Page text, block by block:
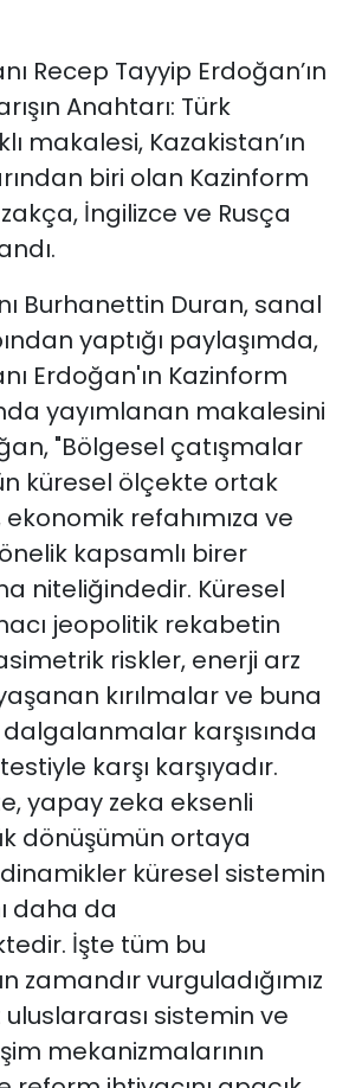
Recep Tayyip Erdoğan’ın
Anahtarı: Türk
makalesi, Kazakistan’ın
biri olan Kazinform
İngilizce ve Rusça
Burhanettin Duran, sanal
yaptığı paylaşımda,
Erdoğan'ın Kazinform
yayımlanan makalesini
"Bölgesel çatışmalar
küresel ölçekte ortak
refahımıza ve
kapsamlı birer
niteliğindedir. Küresel
jeopolitik rekabetin
riskler, enerji arz
kırılmalar ve buna
karşısında
karşı karşıyadır.
yapay zeka eksenli
dönüşümün ortaya
dinamikler küresel sistemin
daha da
İşte tüm bu
zamandır vurguladığımız
sistemin ve
mekanizmalarının